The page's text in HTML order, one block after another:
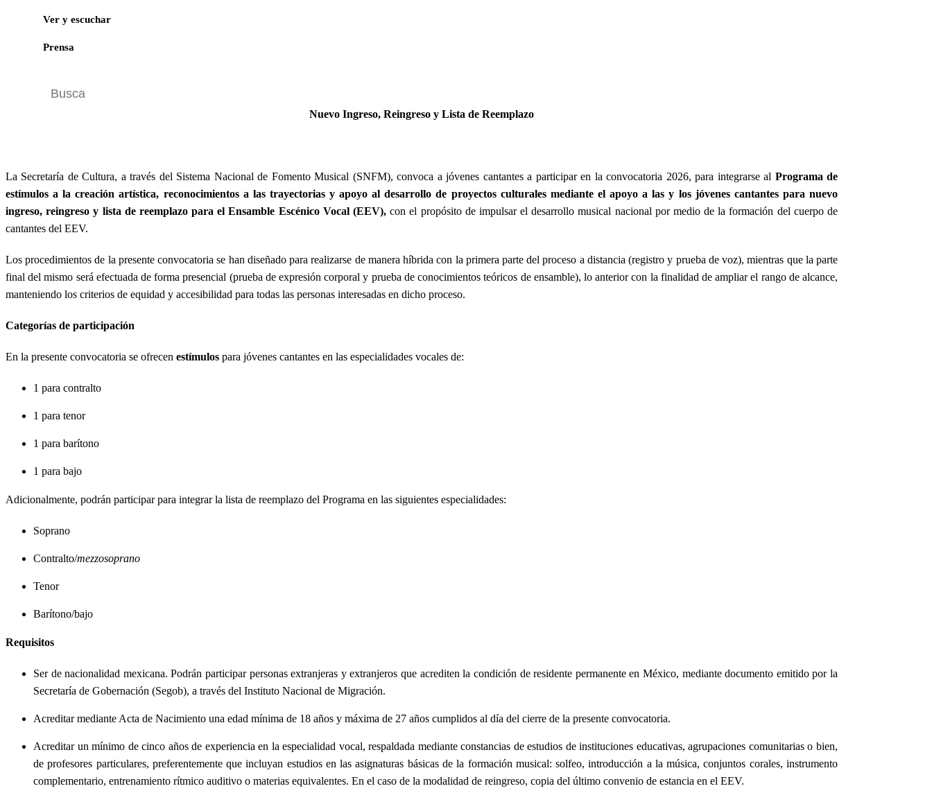
Ver y escuchar
Prensa
Nuevo Ingreso, Reingreso y Lista de Reemplazo
La Secretaría de Cultura, a través del Sistema Nacional de Fomento Musical (SNFM), convoca a jóvenes cantantes a participar en la convocatoria 2026, para integrarse al Programa de
estímulos a la creación artística, reconocimientos a las trayectorias y apoyo al desarrollo de proyectos culturales mediante el apoyo a las y los jóvenes cantantes para nuevo
ingreso, reingreso y lista de reemplazo para el Ensamble Escénico Vocal (EEV),con el propósito de impulsar el desarrollo musical nacional por medio de la formación del cuerpo de
cantantes del EEV.
Los procedimientos de la presente convocatoria se han diseñado para realizarse de manera híbrida con la primera parte del proceso a distancia (registro y prueba de voz), mientras que la parte
final del mismo será efectuada de forma presencial (prueba de expresión corporal y prueba de conocimientos teóricos de ensamble), lo anterior con la finalidad de ampliar el rango de alcance,
manteniendo los criterios de equidad y accesibilidad para todas las personas interesadas en dicho proceso.
Categorías de participación
En la presente convocatoria se ofrecen estímulos para jóvenes cantantes en las especialidades vocales de:
1 para contralto
1 para tenor
1 para barítono
1 para bajo
Adicionalmente, podrán participar para integrar la lista de reemplazo del Programa en las siguientes especialidades:
Soprano
Contralto/mezzosoprano
Tenor
Barítono/bajo
Requisitos
Ser de nacionalidad mexicana. Podrán participar personas extranjeras y extranjeros que acrediten la condición de residente permanente en México, mediante documento emitido por la
Secretaría de Gobernación (Segob), a través del Instituto Nacional de Migración.
Acreditar mediante Acta de Nacimiento una edad mínima de 18 años y máxima de 27 años cumplidos al día del cierre de la presente convocatoria.
Acreditar un mínimo de cinco años de experiencia en la especialidad vocal, respaldada mediante constancias de estudios de instituciones educativas, agrupaciones comunitarias o bien,
de profesores particulares, preferentemente que incluyan estudios en las asignaturas básicas de la formación musical: solfeo, introducción a la música, conjuntos corales, instrumento
complementario, entrenamiento rítmico auditivo o materias equivalentes. En el caso de la modalidad de reingreso, copia del último convenio de estancia en el EEV.